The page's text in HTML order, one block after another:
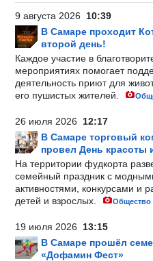
9 августа 2026 10:39
В Самаре проходит
второй день!
Каждое участие в
мероприятиях помогает
деятельность приют для
его пушистых жителей.
26 июля 2026 12:17
В Самаре торговый
провел День красоты
На территории фудкорта
семейный праздник с
активностями, конкурсами и
детей и взрослых.
Общество
19 июля 2026 13:15
В Самаре прошёл
«Дофамин Фест»